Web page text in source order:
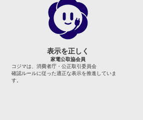
表示を正しく
家電公取協会員
コジマは、消費者庁・公正取引委員会
確認ルールに従った適正な表示を推進していま
す。